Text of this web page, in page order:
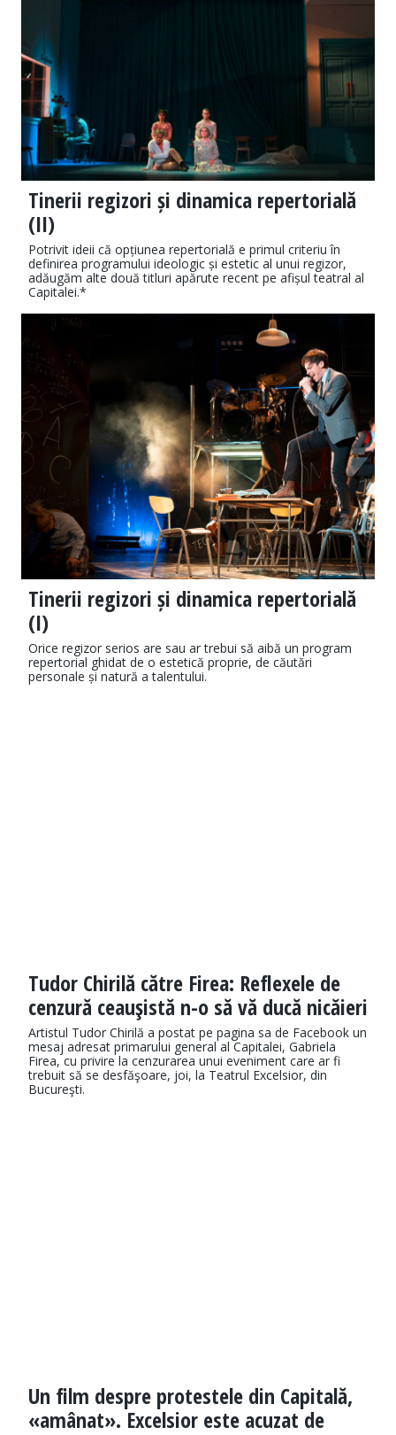
Tinerii regizori și dinamica repertorială
(II)
Potrivit ideii că opțiunea repertorială e primul criteriu în
definirea programului ideologic și estetic al unui regizor,
adăugăm alte două titluri apărute recent pe afișul teatral al
Capitalei.*
Tinerii regizori și dinamica repertorială
(I)
Orice regizor serios are sau ar trebui să aibă un program
repertorial ghidat de o estetică proprie, de căutări
personale și natură a talentului.
Tudor Chirilă către Firea: Reflexele de
cenzură ceauşistă n-o să vă ducă nicăieri
Artistul Tudor Chirilă a postat pe pagina sa de Facebook un
mesaj adresat primarului general al Capitalei, Gabriela
Firea, cu privire la cenzurarea unui eveniment care ar fi
trebuit să se desfăşoare, joi, la Teatrul Excelsior, din
Bucureşti.
Un film despre protestele din Capitală,
«amânat». Excelsior este acuzat de